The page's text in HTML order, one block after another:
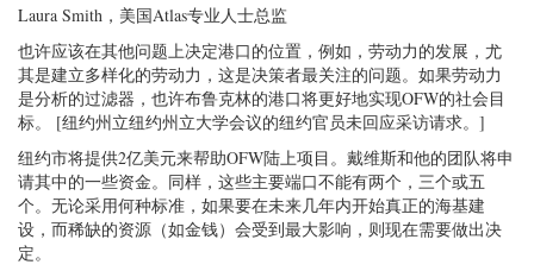
Laura Smith，美国Atlas专业人士总监
也许应该在其他问题上决定港口的位置，例如，劳动力的发展，尤
其是建立多样化的劳动力，这是决策者最关注的问题。如果劳动力
是分析的过滤器，也许布鲁克林的港口将更好地实现OFW的社会目
标。 [纽约州立纽约州立大学会议的纽约官员未回应采访请求。]
纽约市将提供2亿美元来帮助OFW陆上项目。戴维斯和他的团队将申
请其中的一些资金。同样，这些主要端口不能有两个，三个或五
个。无论采用何种标准，如果要在未来几年内开始真正的海基建
设，而稀缺的资源（如金钱）会受到最大影响，则现在需要做出决
定。